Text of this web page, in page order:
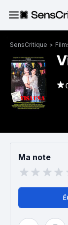
SensCritique >
Ma note